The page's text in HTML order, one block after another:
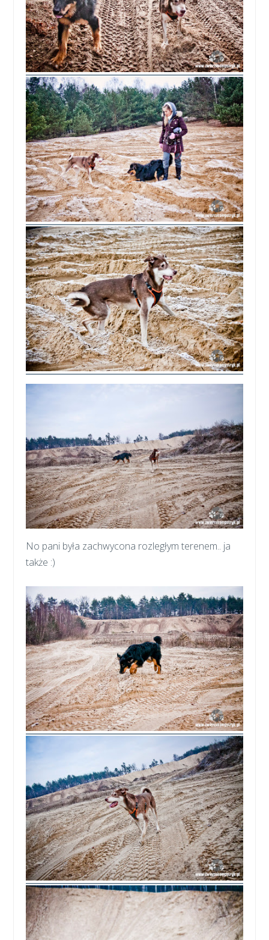
No pani była zachwycona rozległym terenem.. ja
także :)